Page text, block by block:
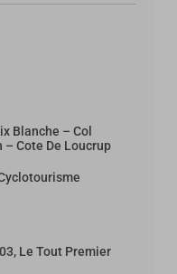
Blanche – Col
– Cote De Loucrup
Le Tout Premier